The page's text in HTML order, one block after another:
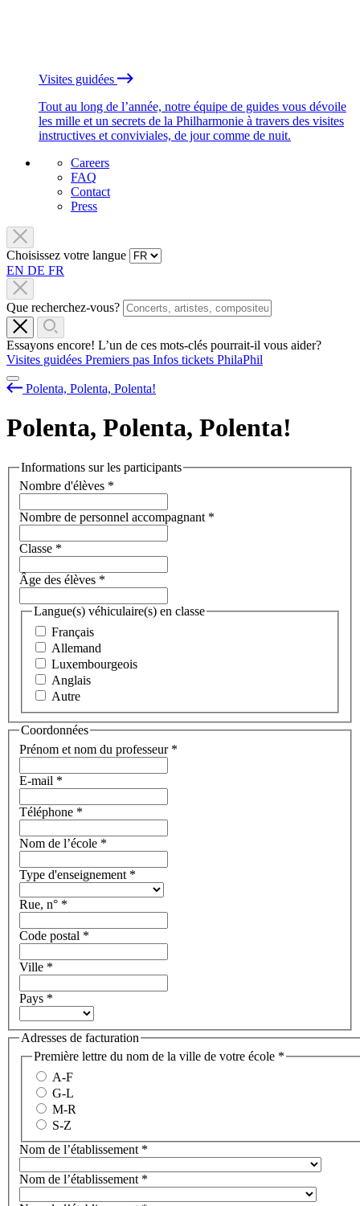
Visites guidées
Tout au long de l’année, notre équipe de guides vous dévoile
les mille et un secrets de la Philharmonie à travers des visites
instructives et conviviales, de jour comme de nuit.
Careers
FAQ
Contact
Press
Choisissez votre langue
EN DE FR
Que recherchez-vous?
Essayons encore! L’un de ces mots-clés pourrait-il vous aider?
Visites guidées Premiers pas Infos tickets PhilaPhil
Polenta, Polenta, Polenta!
Polenta, Polenta, Polenta!
Informations sur les participants
Nombre d'élèves *
Nombre de personnel accompagnant *
Classe *
Âge des élèves *
Langue(s) véhiculaire(s) en classe
Français
Allemand
Luxembourgeois
Anglais
Autre
Coordonnées
Prénom et nom du professeur *
E-mail *
Téléphone *
Nom de l’école *
Type d'enseignement *
Rue, n° *
Code postal *
Ville *
Pays *
Adresses de facturation
Première lettre du nom de la ville de votre école *
A-F
G-L
M-R
S-Z
Nom de l’établissement *
Nom de l’établissement *